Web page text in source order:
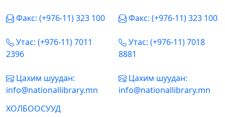
Факс: (+976-11) 323 100
Утас: (+976-11) 7011
2396
Цахим шуудан:
info@nationallibrary.mn
Факс: (+976-11) 323 100
Утас: (+976-11) 7018
8881
Цахим шуудан:
info@nationallibrary.mn
ХОЛБООСУУД